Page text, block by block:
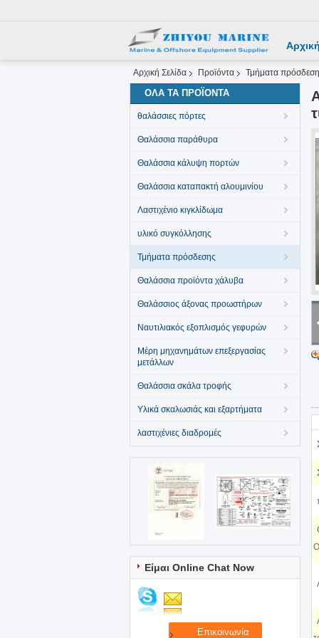
Αρχική Σελίδα Προϊόντα Τμήματα
ΌΛΑ ΤΑ ΠΡΟΪΌΝΤΑ
θαλάσσιες πόρτες
Θαλάσσια παράθυρα
Θαλάσσια κάλυψη πορτών
Θαλάσσια καταπακτή αλουμινίου
Λαστιχένιο κιγκλίδωμα
υλικό συγκόλλησης
Τμήματα πρόσδεσης
Θαλάσσια προϊόντα χάλυβα
Θαλάσσιος άξονας προωστήρων
Ναυτιλιακός εξοπλισμός γεφυρών
Μέρη μηχανημάτων επεξεργασίας
μετάλλων
Θαλάσσια σκάλα τροφής
Υλικά σκαλωσιάς και εξαρτήματα
λαστιχένιες διαδρομές
Είμαι Online Chat Now